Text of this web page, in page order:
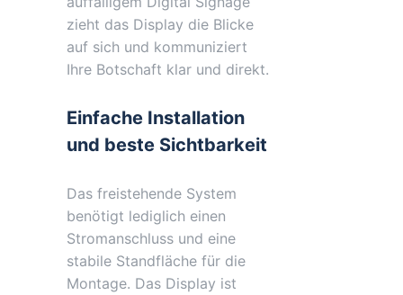
zieht das Display die Blicke
auf sich und kommuniziert
Ihre Botschaft klar und direkt.
Einfache Installation
und beste Sichtbarkeit
Das freistehende System
benötigt lediglich einen
Stromanschluss und eine
stabile Standfläche für die
Montage. Das Display ist